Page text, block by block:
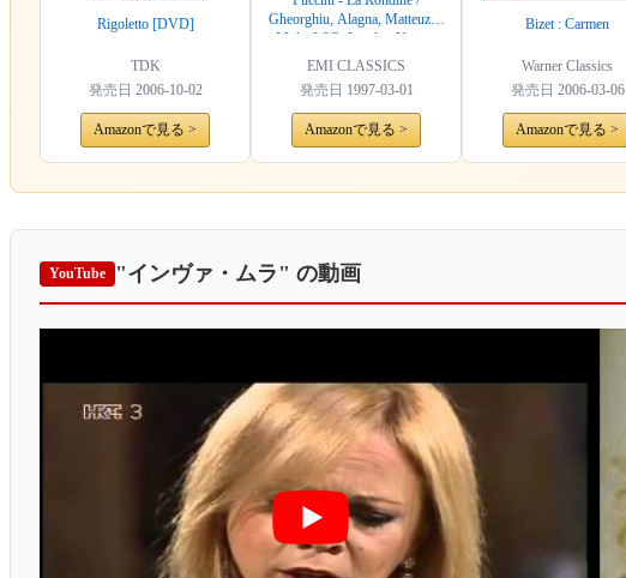
Rigoletto [DVD]
TDK
発売日 2006-10-02
Amazonで見る >
Gheorghiu, Alagna, Matteuzzi,
Mula, LSO, London Voices,
Pappano
EMI CLASSICS
発売日 1997-03-01
Amazonで見る >
Bizet : Carmen
Warner Classics
発売日 2006-03-06
Amazonで見る >
YouTube "インヴァ・ムラ" の動画